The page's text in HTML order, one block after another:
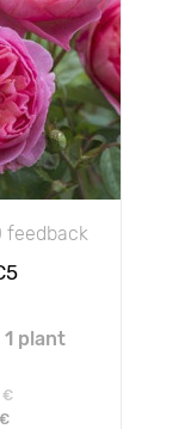
feedback
1 plant
€